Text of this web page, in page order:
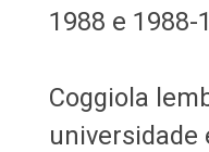
1988 e 1988-
Coggiola
universidade